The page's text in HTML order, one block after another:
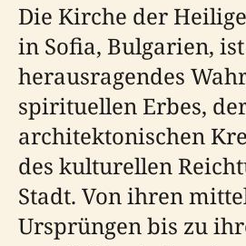
Die Kirche der
in Sofia, Bulgarien,
herausragendes
spirituellen Erbes,
architektonischen
des kulturellen
Stadt. Von ihren
Ursprüngen bis zu